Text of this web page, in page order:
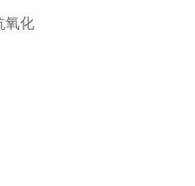
氧化